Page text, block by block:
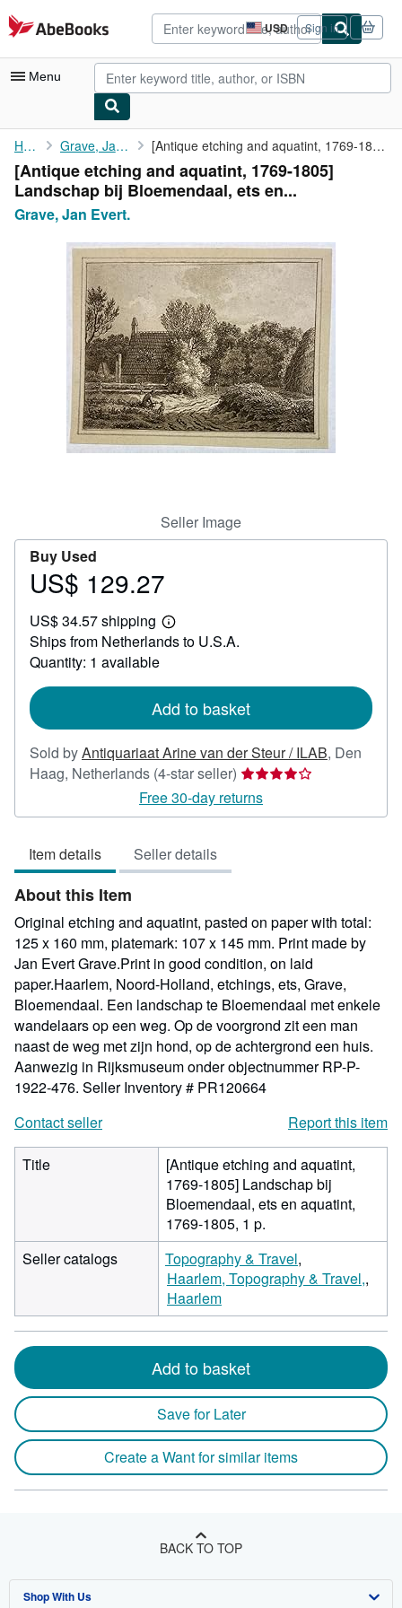
Skip to main content
AbeBooks.com USD
Site
shopping
preferences
Sign in
Menu
My Account
My Purchases
Advanced Search
Browse Collections
Rare Books
Art & Collectibles
Start Selling
CLOSE
Home Grave, Jan Evert. [Antique etching and aquatint, 1769-1805] Landschap bij ...
[Antique etching and aquatint, 1769-1805]
Landschap bij Bloemendaal, ets en...
Grave, Jan Evert.
Seller Image
Buy Used
Price
129.27
US$ 129.27
US$ 34.57 shipping
Learn
more
Ships from Netherlands to U.S.A.
Quantity: 1 available
Add to basket
Sold byAntiquariaat Arine van der Steur / ILAB, Den
Haag, Netherlands (4-star seller) Seller
rating
4
Free 30-day returns
Item details Seller details
About this Item
Original etching and aquatint, pasted on paper with total:
125 x 160 mm, platemark: 107 x 145 mm. Print made by
Jan Evert Grave.Print in good condition, on laid
paper.Haarlem, Noord-Holland, etchings, ets, Grave,
Bloemendaal. Een landschap te Bloemendaal met enkele
wandelaars op een weg. Op de voorgrond zit een man
naast de weg met zijn hond, op de achtergrond een huis.
Aanwezig in Rijksmuseum onder objectnummer RP-P-
1922-476. Seller Inventory # PR120664
Contact seller
Report this item
Title
[Antique etching and aquatint,
1769-1805] Landschap bij
Bloemendaal, ets en aquatint,
1769-1805, 1 p.
Seller catalogs
Topography & Travel
Haarlem, Topography & Travel,
Haarlem
Add to basket
Save for Later
Create a Want for similar items
BACK TO TOP
Shop With Us